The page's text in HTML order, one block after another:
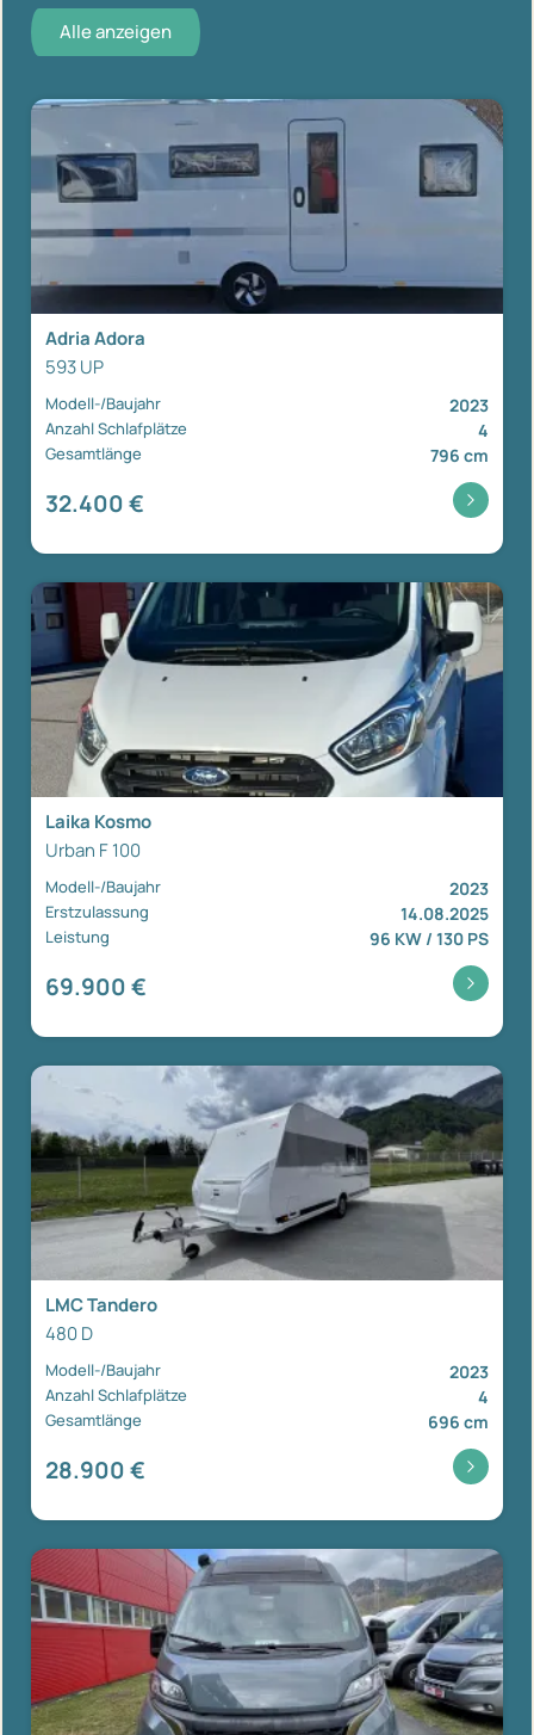
Alle anzeigen
Adria Adora
593 UP
Modell-/Baujahr 2023
Anzahl Schlafplätze 4
Gesamtlänge 796 cm
32.400 €
Laika Kosmo
Urban F 100
Modell-/Baujahr 2023
Erstzulassung 14.08.2025
Leistung 96 KW / 130 PS
69.900 €
LMC Tandero
480 D
Modell-/Baujahr 2023
Anzahl Schlafplätze 4
Gesamtlänge 696 cm
28.900 €